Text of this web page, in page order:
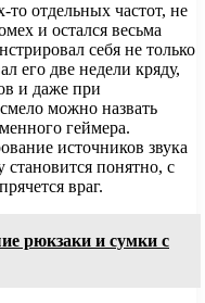
то отдельных частот, не
и остался весьма
себя не только
его две недели кряду,
и даже при
можно назвать
геймера.
источников звука
понятно, с
враг.
рюкзаки и сумки с